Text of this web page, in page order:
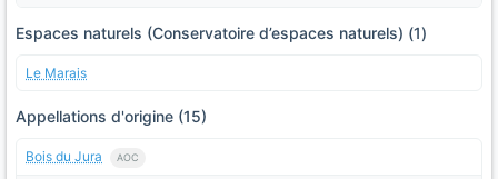
Espaces naturels (Conservatoire d’espaces naturels) (1)
Le Marais
Appellations d'origine (15)
Bois du Jura AOC